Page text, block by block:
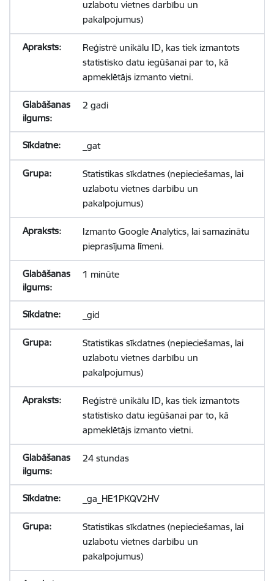
uzlabotu vietnes darbību un
pakalpojumus)
Reģistrē unikālu ID, kas tiek izmantots
statistisko datu iegūšanai par to, kā
apmeklētājs izmanto vietni.
2 gadi
_gat
Statistikas sīkdatnes (nepieciešamas, lai
uzlabotu vietnes darbību un
pakalpojumus)
Izmanto Google Analytics, lai samazinātu
pieprasījuma līmeni.
1 minūte
_gid
Statistikas sīkdatnes (nepieciešamas, lai
uzlabotu vietnes darbību un
pakalpojumus)
Reģistrē unikālu ID, kas tiek izmantots
statistisko datu iegūšanai par to, kā
apmeklētājs izmanto vietni.
24 stundas
_ga_HE1PKQV2HV
Statistikas sīkdatnes (nepieciešamas, lai
uzlabotu vietnes darbību un
pakalpojumus)